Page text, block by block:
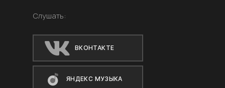
Слушать:
ВКОНТАКТЕ
ЯНДЕКС МУЗЫКА